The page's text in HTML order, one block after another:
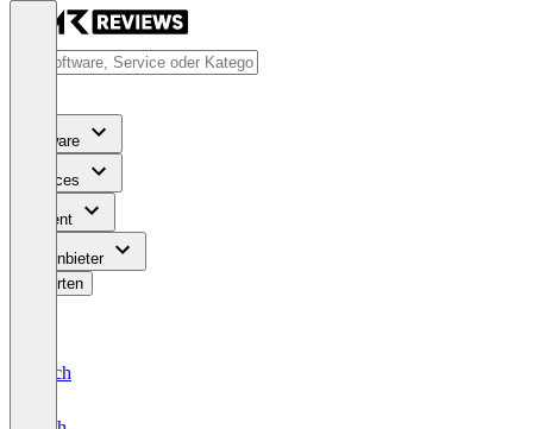
Software
Services
Content
Für Anbieter
Bewerten
Deutsch